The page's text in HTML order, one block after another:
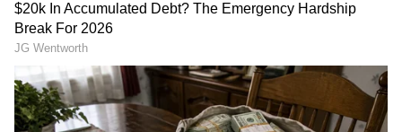
ಯೋಗವಾಗಿರುತ್ತದೆ.
ಮಹರ್ಷಿ ಪತಂಜಲಿಯವರಿಂದ ಪ್ರತಿಪಾದಿಸಲ್ಪಟ್ಟ ಅಷ್ಟಾಂಗ
ಯೋಗದಲ್ಲಿ 8 ಕಂಬಗಳಿದ್ದು ಯಮ(ನಿರ್ಬಂಧಗಳು), ನಿಯಮ
RECOMMENDED STORIES